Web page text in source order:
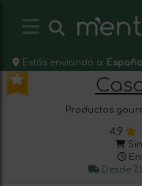
Estás enviando a: España
Productos
4,9
Desde